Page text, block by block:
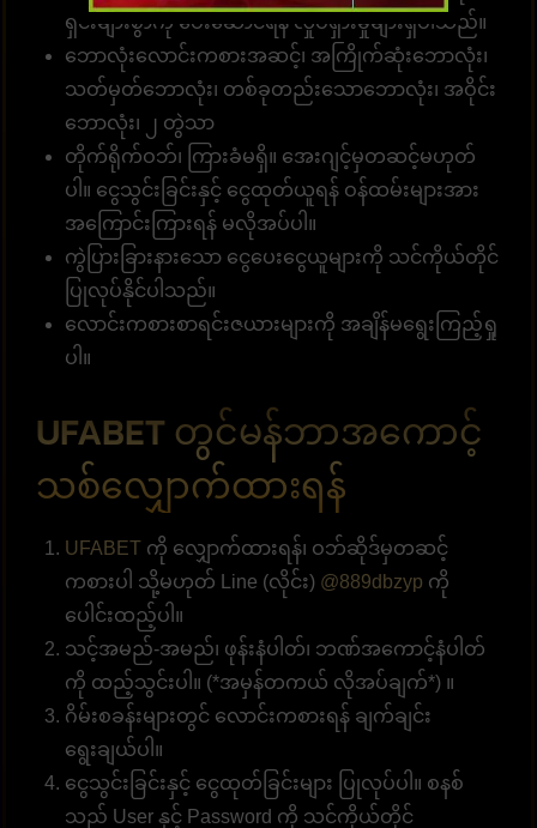
ရှင်းများစွာကို ပေးဆောင်ရန် လှုပ်ရှားမှုများရှိပါသည်။
ဘောလုံးလောင်းကစားအဆင့်၊ အကြိုက်ဆုံးဘောလုံး၊
သတ်မှတ်ဘောလုံး၊ တစ်ခုတည်းသောဘောလုံး၊ အဝိုင်း
ဘောလုံး၊ ၂ တွဲသာ
တိုက်ရိုက်ဝဘ်၊ ကြားခံမရှိ။ အေးဂျင့်မှတဆင့်မဟုတ်
ပါ။ ငွေသွင်းခြင်းနှင့် ငွေထုတ်ယူရန် ဝန်ထမ်းများအား
အကြောင်းကြားရန် မလိုအပ်ပါ။
ကွဲပြားခြားနားသော ငွေပေးငွေယူများကို သင်ကိုယ်တိုင်
ပြုလုပ်နိုင်ပါသည်။
လောင်းကစားစာရင်းဇယားများကို အချိန်မရွေးကြည့်ရှု
ပါ။
UFABET တွင်မန်ဘာအကောင့်
သစ်လျှောက်ထားရန်
UFABET ကို လျှောက်ထားရန်၊ ဝဘ်ဆိုဒ်မှတဆင့်
ကစားပါ သို့မဟုတ် Line (လိုင်း) @889dbzyp ကို
ပေါင်းထည့်ပါ။
သင့်အမည်-အမည်၊ ဖုန်းနံပါတ်၊ ဘဏ်အကောင့်နံပါတ်
ကို ထည့်သွင်းပါ။ (*အမှန်တကယ် လိုအပ်ချက်*) ။
ဂိမ်းစခန်းများတွင် လောင်းကစားရန် ချက်ချင်း
ရွေးချယ်ပါ။
ငွေသွင်းခြင်းနှင့် ငွေထုတ်ခြင်းများ ပြုလုပ်ပါ။ စနစ်
သည် User နှင့် Password ကို သင်ကိုယ်တိုင်